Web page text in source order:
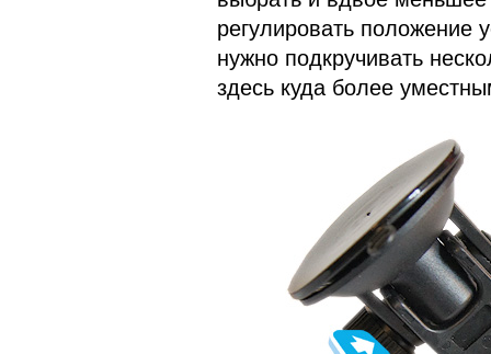
регулировать положение
нужно подкручивать
здесь куда более